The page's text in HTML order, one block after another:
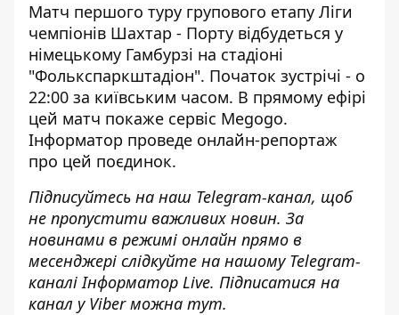
Матч першого туру групового етапу Ліги
чемпіонів Шахтар - Порту відбудеться у
німецькому Гамбурзі на стадіоні
"Фолькспаркштадіон". Початок зустрічі - о
22:00 за київським часом. В прямому ефірі
цей матч покаже сервіс Megogo.
Інформатор проведе онлайн-репортаж
про цей поєдинок.
Підписуйтесь на наш Telegram-канал, щоб
не пропустити важливих новин. За
новинами в режимі онлайн прямо в
месенджері слідкуйте на нашому Telegram-
каналіІнформатор Live. Підписатися на
канал у Viber можна тут.